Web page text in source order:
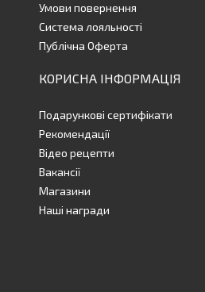
Умови повернення
Система лояльності
Публічна Оферта
КОРИСНА ІНФОРМАЦІЯ
Подарункові сертифікати
Рекомендації
Відео рецепти
Вакансії
Магазини
Наші награди